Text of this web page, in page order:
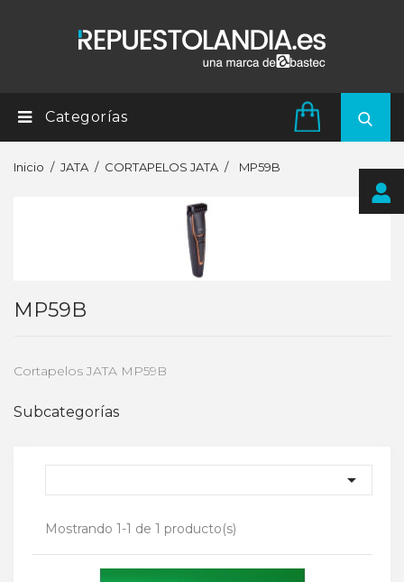
Categorías
Inicio JATA CORTAPELOS JATA MP59B
MP59B
Cortapelos JATA MP59B
Subcategorías

Mostrando 1-1 de 1 producto(s)